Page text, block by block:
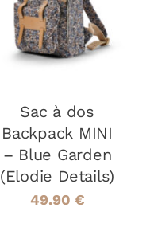
DÉTAILS
Sac à dos
Backpack MINI
– Blue Garden
(Elodie Details)
49.90 €